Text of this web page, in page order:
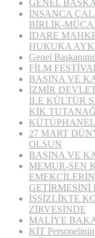
GENEL
İNSANCA
BİRLİK-
İDARE
HUKUKA
Genel
FİLM
BASINA VE
İZMİR
İLE KÜLTÜR
KİK
27 MART
OLSUN
BASINA VE
MEMUR-SEN
GETİRMESİNİ
İŞSİZLİKTE
ZİRVESİNDE
MALİYE
KİT